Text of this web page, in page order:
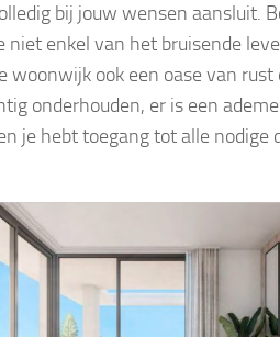
bij jouw wensen aansluit.
niet enkel van het bruisende
woonwijk ook een oase van rust
onderhouden, er is een
je hebt toegang tot alle nodige